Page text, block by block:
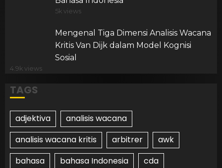
5k views
Mengenal Tiga Dimensi Analisis Wacana
Kritis Van Dijk dalam Model Kognisi
Sosial
4.9k views
TAGS
adjektiva
analisis wacana
analisis wacana kritis
arbitrer
awk
bahasa
bahasa Indonesia
cda